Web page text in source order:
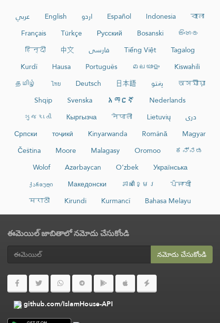
عربي English اردو Español Indonesia
বাংলা
Français
Türkçe Русский Bosanski
සිංහල
हिन्दी
中文 فارسی Tiếng Việt
Tagalog
Kurdî
Hausa Português മലയാളം
Kiswahili
தமிழ்
ไทย Deutsch 日本語 پښتو
অসমীয়া
Shqip
Svenska አማርኛ
Nederlands
ગુજરાતી
Кыргызча नेपाली Lietuvių
دری
Српски
тоҷикӣ Kinyarwanda Română
Magyar
Čeština
Moore Malagasy Oromoo
ಕನ್ನಡ
Wolof
Azərbaycan O‘zbek
Українська
ქართული
Македонски ភាសាខ្មែរ
ਪੰਜਾਬੀ
मराठी
Kirundi Kurmancî Bahasa Melayu
ఈమెయిల్ జాబితాలో నమోదు చేసుకోండి
నమోదు చేసుకోండి
github.com/IslamHouse-API